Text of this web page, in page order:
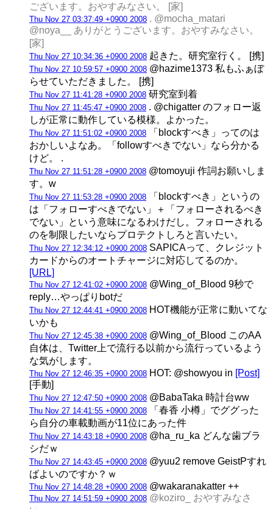
ございます。おやすみなさい。 [家]
Thu Nov 27 03:37:49 +0900 2008 . @mocha_matari
@noya__ ありがとうございます。おやすみなさい。
[家]
Thu Nov 27 10:34:36 +0900 2008 起きた。研究室行く。 [携]
Thu Nov 27 10:59:57 +0900 2008 @hazime1373 私もふぁぼ
らせていただきました。 [携]
Thu Nov 27 11:41:28 +0900 2008 研究室到着
Thu Nov 27 11:45:47 +0900 2008 . @chigatter のフォロー返
しが正常に動作している模様。よかった。
Thu Nov 27 11:51:02 +0900 2008 「blockすべき」ってのは
おかしいよなあ。「followすべきでない」なら分かる
けど。 .
Thu Nov 27 11:51:28 +0900 2008 @tomoyuji 作詞お願いしま
す。w
Thu Nov 27 11:53:28 +0900 2008 「blockすべき」というの
は「フォローすべきでない」＋「フォローされるべき
でない」という意味になるわけだし。フォローされる
のを制限したいならプロテクトしろと言いたい。
Thu Nov 27 12:34:12 +0900 2008 SAPICAって、クレジット
カードからのオートチャージに対応してるのか。
[URL]
Thu Nov 27 12:41:02 +0900 2008 @Wing_of_Blood 9秒で
reply…やっぱりbotだ
Thu Nov 27 12:44:41 +0900 2008 HOT機能が正常に動いてな
いかも
Thu Nov 27 12:45:38 +0900 2008 @Wing_of_Blood このAA
自体は、Twitter上で流行る以前から流行っているよう
な気がします。
Thu Nov 27 12:46:35 +0900 2008 HOT: @showyou in [Post]
[手動]
Thu Nov 27 12:47:50 +0900 2008 @BabaTaka 時計台ww
Thu Nov 27 14:41:55 +0900 2008 「春香 小樽」でググった
ら自分の車載動画が11位にあった件
Thu Nov 27 14:43:18 +0900 2008 @ha_ru_ka どんな歯ブラ
シだｗ
Thu Nov 27 14:43:45 +0900 2008 @yuu2 remove GeistPすれ
ばよいのですか？ｗ
Thu Nov 27 14:48:28 +0900 2008 @wakaranakatter ++
Thu Nov 27 14:51:59 +0900 2008 @koziro_ おやすみなさ